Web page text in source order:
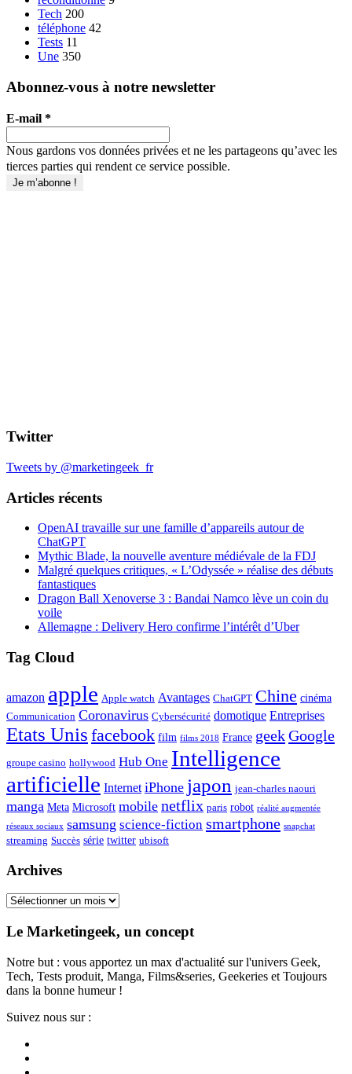
Tech 200
téléphone 42
Tests 11
Une 350
Abonnez-vous à notre newsletter
E-mail *
Nous gardons vos données privées et ne les partageons qu’avec les
tierces parties qui rendent ce service possible.
Twitter
Tweets by @marketingeek_fr
Articles récents
OpenAI travaille sur une famille d’appareils autour de
ChatGPT
Mythic Blade, la nouvelle aventure médiévale de la FDJ
Malgré quelques critiques, « L’Odyssée » réalise des débuts
fantastiques
Dragon Ball Xenoverse 3 : Bandai Namco lève un coin du
voile
Allemagne : Delivery Hero confirme l’intérêt d’Uber
Tag Cloud
amazon apple Apple watch Avantages ChatGPT Chine cinéma
Communication Coronavirus Cybersécurité domotique Entreprises
Etats Unis facebook film films 2018 France geekGoogle
groupe casino hollywood Hub One Intelligence
artificielle Internet iPhone japon jean-charles naouri
manga Meta Microsoft mobile netflix paris robot réalité augmentée
réseaux sociaux samsung science-fiction smartphone snapchat
streaming Succès série twitter ubisoft
Archives
Archives
Le Marketingeek, un concept
Notre but : vous apportez un max d'actualité sur l'univers Geek,
Tech, Tests produit, Manga, Films&series, Geekeries et Toujours
dans la bonne humeur !
Suivez nous sur :